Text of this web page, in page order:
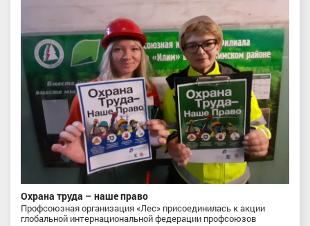
Охрана труда – наше право
Профсоюзная организация «Лес» присоединилась к акции
глобальной интернациональной федерации профсоюзов